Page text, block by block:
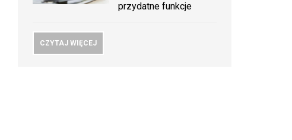
przydatne funkcje
CZYTAJ WIĘCEJ